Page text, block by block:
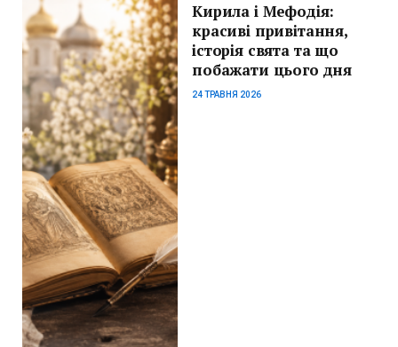
Кирила і Мефодія:
красиві привітання,
історія свята та що
побажати цього дня
24 ТРАВНЯ 2026